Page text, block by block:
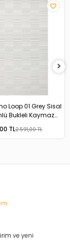
Loop 01 Grey Sisal
Bukleli Kaymaz
TL2.591,00 TL
ve yeni